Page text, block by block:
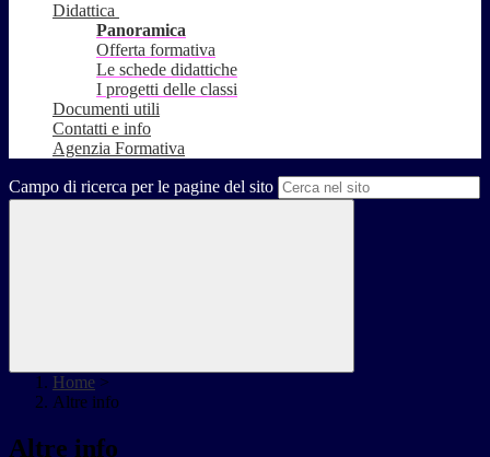
Didattica
Panoramica
Offerta formativa
Le schede didattiche
I progetti delle classi
Documenti utili
Contatti e info
Agenzia Formativa
Campo di ricerca per le pagine del sito
Home >
Altre info
Altre info